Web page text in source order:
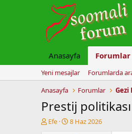
Anasayfa Forumlar
Yeni mesajlar
Forumlarda
Anasayfa
Forumlar Gezi
Prestij
K
Efe
B
8 Haz 2026